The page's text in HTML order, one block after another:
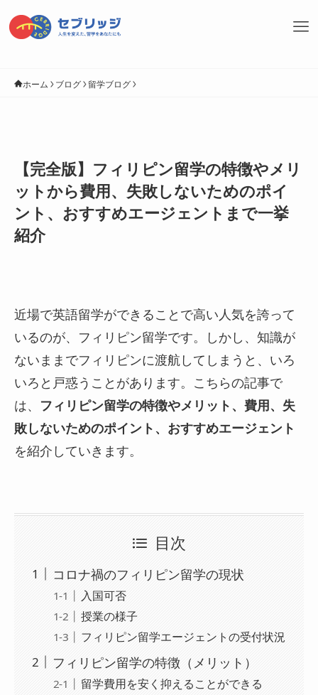
ホーム ブログ 留学ブログ
【完全版】フィリピン留学の特徴やメリ
ットから費用、失敗しないためのポイ
ント、おすすめエージェントまで一挙
紹介
近場で英語留学ができることで高い人気を誇って
いるのが、フィリピン留学です。しかし、知識が
ないままでフィリピンに渡航してしまうと、いろ
いろと戸惑うことがあります。こちらの記事で
は、 フィリピン留学の特徴やメリット、費用、失
敗しないためのポイント、おすすめエージェント
を紹介していきます。
目次
コロナ禍のフィリピン留学の現状
入国可否
授業の様子
フィリピン留学エージェントの受付状況
フィリピン留学の特徴（メリット）
留学費用を安く抑えることができる